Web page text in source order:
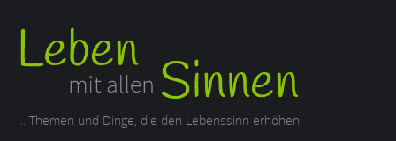
... Themen und Dinge, die den Lebenssinn erhöhen.